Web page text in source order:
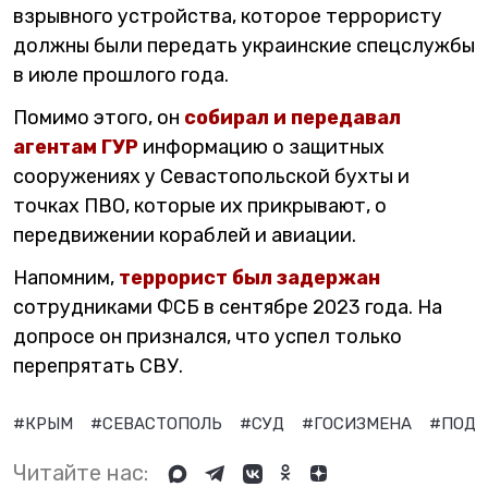
взрывного устройства, которое террористу
должны были передать украинские спецслужбы
в июле прошлого года.
Помимо этого, он собирал и передавал
агентам ГУР информацию о защитных
сооружениях у Севастопольской бухты и
точках ПВО, которые их прикрывают, о
передвижении кораблей и авиации.
Напомним, террорист был задержан
сотрудниками ФСБ в сентябре 2023 года. На
допросе он признался, что успел только
перепрятать СВУ.
#КРЫМ #СЕВАСТОПОЛЬ #СУД #ГОСИЗМЕНА
Читайте нас: